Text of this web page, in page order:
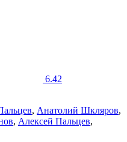
6.42
, Анатолий Шкляров,
, Алексей Пальцев,